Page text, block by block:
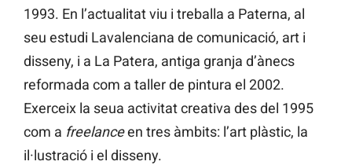
1993. En l’actualitat viu i treballa a Paterna, al
seu estudi Lavalenciana de comunicació, art i
disseny, i a La Patera, antiga granja d’ànecs
reformada com a taller de pintura el 2002.
Exerceix la seua activitat creativa des del 1995
com a freelanceen tres àmbits: l’art plàstic, la
il·lustració i el disseny.